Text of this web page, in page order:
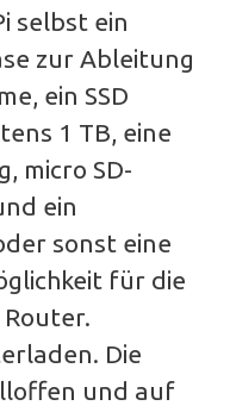
selbst ein
zur Ableitung
ein SSD
1 TB, eine
micro SD-
ein
sonst eine
für die
Die
und auf